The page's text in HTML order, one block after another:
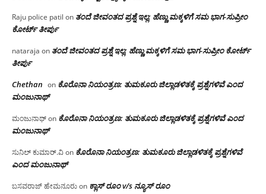
Raju police patil on ತಂದೆ ಜೀವಂತದ ಪ್ರಶ್ನೆ ಇಲ್ಲ: ಹೆಣ್ಣು ಮಕ್ಕಳಿಗೆ ಸಮ ಭಾಗ-ಸುಪ್ರೀಂ
ಕೋರ್ಟ್ ತೀರ್ಪು
nataraja on ತಂದೆ ಜೀವಂತದ ಪ್ರಶ್ನೆ ಇಲ್ಲ: ಹೆಣ್ಣು ಮಕ್ಕಳಿಗೆ ಸಮ ಭಾಗ-ಸುಪ್ರೀಂ ಕೋರ್ಟ್
ತೀರ್ಪು
Chethan on ಕೊರೊನಾ ನಿಯಂತ್ರಣ: ತುಮಕೂರು ಜಿಲ್ಲಾಡಳಿತಕ್ಕೆ ಪ್ರಶ್ನೆಗಳಿವೆ ಎಂದ
ಮಂಜು‌ನಾಥ್
ಮಂಜುನಾಥ್on ಕೊರೊನಾ ನಿಯಂತ್ರಣ: ತುಮಕೂರು ಜಿಲ್ಲಾಡಳಿತಕ್ಕೆ ಪ್ರಶ್ನೆಗಳಿವೆ ಎಂದ
ಮಂಜು‌ನಾಥ್
ಸುನಿಲ್ ಕುಮಾರ್.ವಿon ಕೊರೊನಾ ನಿಯಂತ್ರಣ: ತುಮಕೂರು ಜಿಲ್ಲಾಡಳಿತಕ್ಕೆ ಪ್ರಶ್ನೆಗಳಿವೆ
ಎಂದ ಮಂಜು‌ನಾಥ್
ಬಸವರಾಜ್ ಹೇಮನೂರುon ಕ್ಲಾಸ್ ರೂಂ v/s ನ್ಯೂಸ್ ರೂಂ